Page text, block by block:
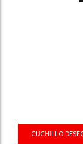
CUCHILLO